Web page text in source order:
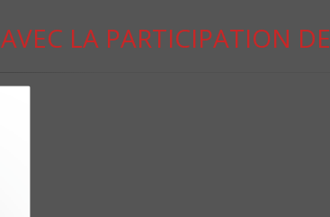
AVEC LA PARTICIPATION DE